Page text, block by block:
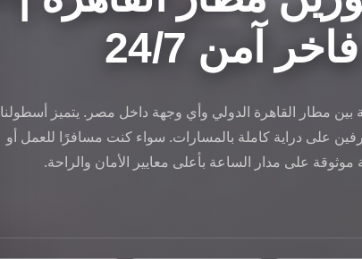
آمن 24/7
بين مطار القاهرة الدولي وأي وجهة داخل مصر. يتميز أسطولنا
على دراية كاملة بالمسارات. سواء كنت مسافرًا للعمل أو
على مدار الساعة بأعلى معايير الأمان والراحة.